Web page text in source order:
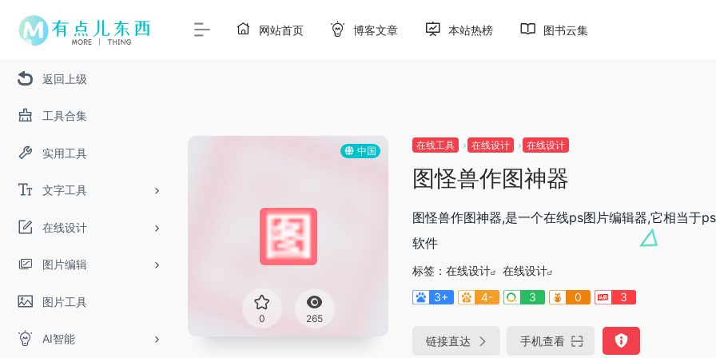
返回上级
工具合集
实用工具
文字工具
在线设计
图片编辑
图片工具
AI智能
网站首页 博客文章 本站热榜 图书云集
中国
0 265
在线工具 在线设计 在线设计
图怪兽作图神器
图怪兽作图神器,是一个在线ps图片编辑器,它相当于
软件
标签： 在线设计
在线设计
3+
4- 3 0 3
链接直达 手机查看